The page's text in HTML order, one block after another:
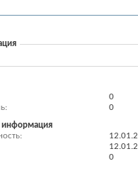
0
0
информация
0